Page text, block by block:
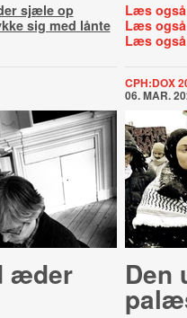
sjæle op
sig med lånte
Læs
Læs
Læs
æder
CPH:DOX
06. MAR.
Den